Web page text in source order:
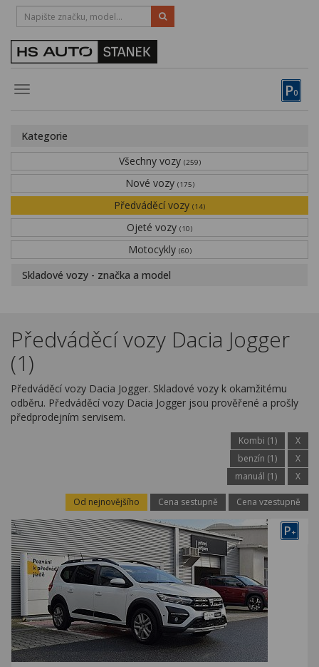
P0
Toggle
HOTLINE:
STRAKONICE-383 335 366
Obytné vozy
Financování
Novinky
Kariéra
Kontakty
Kategorie
Všechny vozy (259)
Nové vozy (175)
Předváděcí vozy (14)
Ojeté vozy (10)
Motocykly (60)
Skladové vozy - značka a model
Předváděcí vozy Dacia Jogger
(1)
Předváděcí vozy Dacia Jogger. Skladové vozy k okamžitému
odběru. Předváděcí vozy Dacia Jogger jsou prověřené a prošly
předprodejním servisem.
Kombi (1)
X
benzín (1)
X
manuál (1)
X
Od nejnovějšího Cena sestupně Cena vzestupně
P+